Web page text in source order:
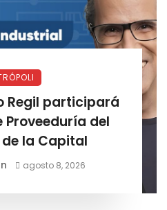
Regil participará
Proveeduría del
la Capital
agosto 8, 2026